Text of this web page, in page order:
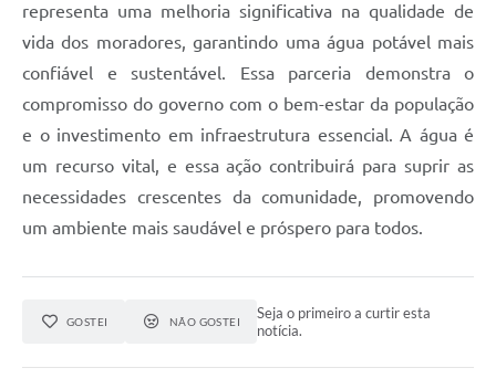
representa uma melhoria significativa na qualidade de
vida dos moradores, garantindo uma água potável mais
confiável e sustentável. Essa parceria demonstra o
compromisso do governo com o bem-estar da população
e o investimento em infraestrutura essencial. A água é
um recurso vital, e essa ação contribuirá para suprir as
necessidades crescentes da comunidade, promovendo
um ambiente mais saudável e próspero para todos.
GOSTEI NÃO GOSTEI
Seja o primeiro a curtir esta
notícia.